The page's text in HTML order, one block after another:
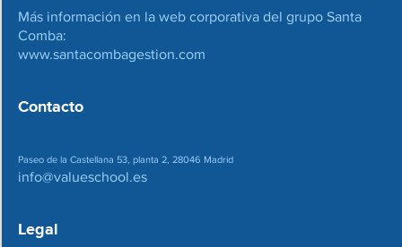
Más información en la web corporativa del grupo Santa
Comba:
www.santacombagestion.com
Contacto
Paseo de la Castellana 53, planta 2, 28046 Madrid
info@valueschool.es
Legal